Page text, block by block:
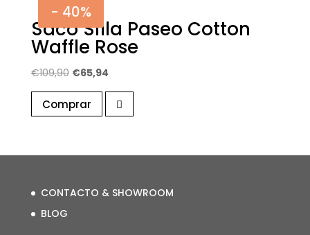
- 40%
Saco Silla Paseo Cotton
Waffle Rose
€109,90 El
precio
original
era:
€65,94El
precio
actual
es:
Comprar
CONTACTO & SHOWROOM
BLOG